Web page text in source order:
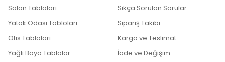
Salon Tabloları
Yatak Odası Tabloları
Ofis Tabloları
Yağlı Boya Tablolar
Sıkça Sorulan Sorular
Sipariş Takibi
Kargo ve Teslimat
İade ve Değişim